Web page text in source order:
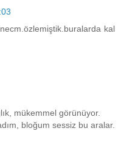
kal
mükemmel görünüyor.
bloğum sessiz bu aralar.